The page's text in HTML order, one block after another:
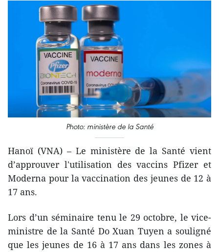
Photo: ministère de la Santé
Hanoï (VNA) – Le ministère de la Santé vient
d’approuver l'utilisation des vaccins Pfizer et
Moderna pour la vaccination des jeunes de 12 à
17 ans.
Lors d’un séminaire tenu le 29 octobre, le vice-
ministre de la Santé Do Xuan Tuyen a souligné
que les jeunes de 16 à 17 ans dans les zones à